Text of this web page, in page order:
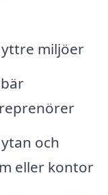
yttre miljöer
och
eller kontor